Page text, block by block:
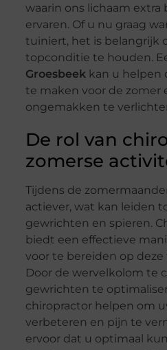
waarin ons lichaam extra
ervaren. Of u nu graag
tuiniert, het is belangrijk
topconditie te houden.
Groesbeekkan u helpen
te maken voor de zomer
ongemakken te
De rol van
zomerse
Tijdens de
actiever, wat kan leiden
gewrichten en spieren.
biedt een effectieve
voor te bereiden op
Door de wervelkolom te
gewrichten te
chiropractor helpen om
verbeteren en pijn te
ervoor dat u optimaal